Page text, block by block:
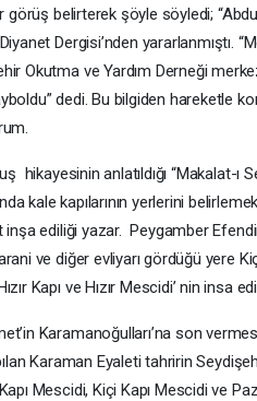
görüş belirterek şöyle söyledi;
Dergisi’nden yararlanmıştı.
Okutma ve Yardım Derneği
dedi. Bu bilgiden hareketle
hikayesinin anlatıldığı “Makalat-
kale kapılarının yerlerini
ediliği yazar. Peygamber
ve diğer evliyarı gördüğü yere
Kapı ve Hızır Mescidi’ nin insa
Karamanoğulları’na son
Karaman Eyaleti tahririn
Mescidi, Kiçi Kapı Mescidi ve